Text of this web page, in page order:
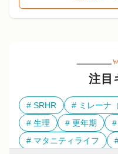
注目
SRHR ミレーナ
生理
更年期
マタニティライフ